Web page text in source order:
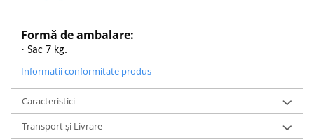
Formă de ambalare:
· Sac 7 kg.
Informatii conformitate produs
Caracteristici
Transport și Livrare